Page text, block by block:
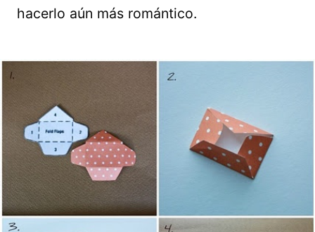
hacerlo aún más romántico.